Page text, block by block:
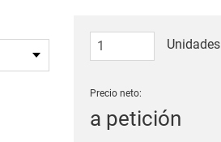
Unidades
Precio neto:
a petición